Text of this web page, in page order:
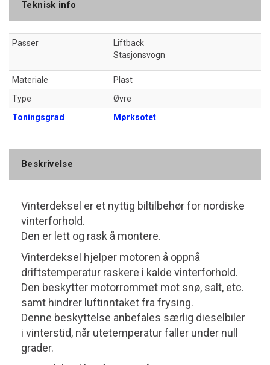
Teknisk info
Passer
Liftback
Stasjonsvogn
Materiale
Plast
Type
Øvre
Toningsgrad
Mørksotet
Beskrivelse
Vinterdeksel er et nyttig biltilbehør for nordiske
vinterforhold.
Den er lett og rask å montere.
Vinterdeksel hjelper motoren å oppnå
driftstemperatur raskere i kalde vinterforhold.
Den beskytter motorrommet mot snø, salt, etc.
samt hindrer luftinntaket fra frysing.
Denne beskyttelse anbefales særlig dieselbiler
i vinterstid, når utetemperatur faller under null
grader.